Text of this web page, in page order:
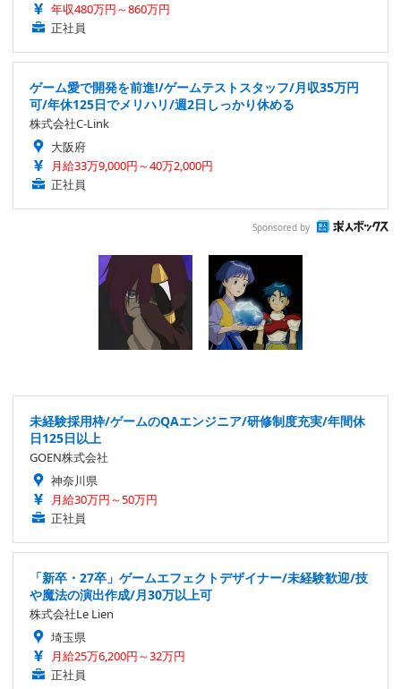
年収480万円～860万円
正社員
ゲーム愛で開発を前進!/ゲームテストスタッフ/月収35万円
可/年休125日でメリハリ/週2日しっかり休める
株式会社C-Link
大阪府
月給33万9,000円～40万2,000円
正社員
Sponsored by
未経験採用枠/ゲームのQAエンジニア/研修制度充実/年間休
日125日以上
GOEN株式会社
神奈川県
月給30万円～50万円
正社員
「新卒・27卒」ゲームエフェクトデザイナー/未経験歓迎/技
や魔法の演出作成/月30万以上可
株式会社Le Lien
埼玉県
月給25万6,200円～32万円
正社員